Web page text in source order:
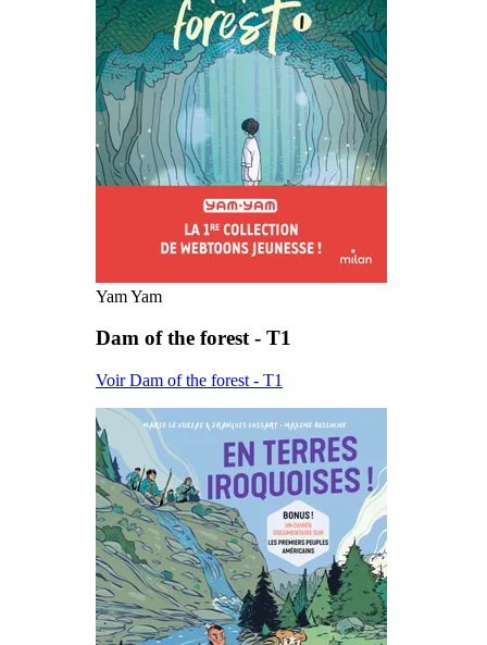
Yam Yam
Dam of the forest - T1
Voir Dam of the forest - T1